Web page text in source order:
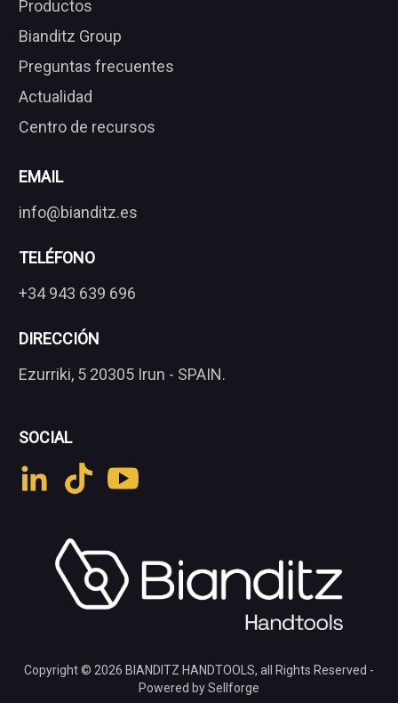
Productos
Bianditz Group
Preguntas frecuentes
Actualidad
Centro de recursos
EMAIL
info@bianditz.es
TELÉFONO
+34 943 639 696
DIRECCIÓN
Ezurriki, 5 20305 Irun - SPAIN.
SOCIAL
Copyright © 2026 BIANDITZ HANDTOOLS, all Rights Reserved -
Powered by Sellforge